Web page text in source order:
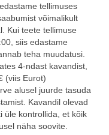
tellimuses
võimalikult
Kui teete tellimuse
siis edastame
teha muudatusi.
4-ndast kavandist,
(viis Eurot)
alusel juurde tasuda
Kavandil olevad
üle kontrollida, et kõik
näha soovite.